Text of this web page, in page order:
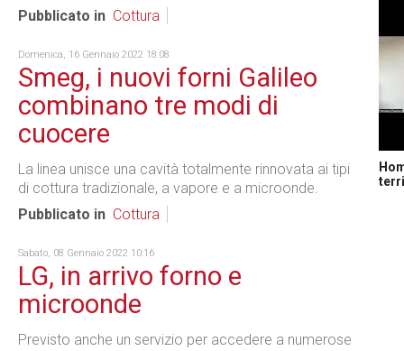
Pubblicato in Cottura
Domenica, 16 Gennaio 2022 18:08
Smeg, i nuovi forni Galileo
combinano tre modi di
cuocere
La linea unisce una cavità totalmente rinnovata ai tipi
di cottura tradizionale, a vapore e a microonde.
Pubblicato in Cottura
Sabato, 08 Gennaio 2022 10:16
LG, in arrivo forno e
microonde
Previsto anche un servizio per accedere a numerose